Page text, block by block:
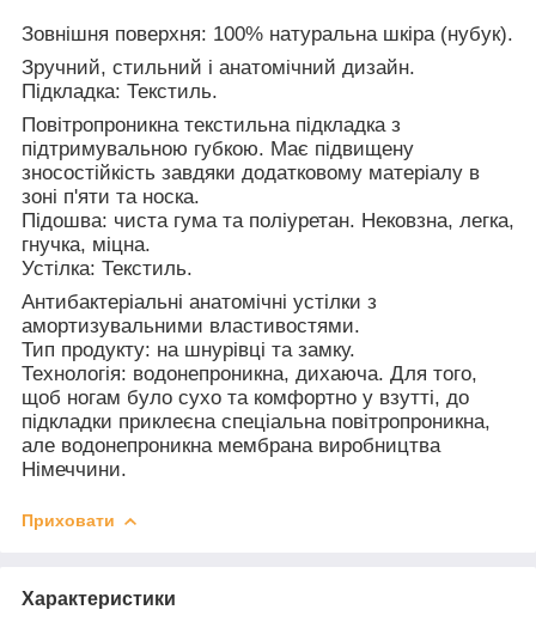
Зовнішня поверхня: 100% натуральна шкіра (нубук).
Зручний, стильний і анатомічний дизайн.
Підкладка: Текстиль.
Повітропроникна текстильна підкладка з
підтримувальною губкою. Має підвищену
зносостійкість завдяки додатковому матеріалу в
зоні п'яти та носка.
Підошва: чиста гума та поліуретан. Нековзна, легка,
гнучка, міцна.
Устілка: Текстиль.
Антибактеріальні анатомічні устілки з
амортизувальними властивостями.
Тип продукту: на шнурівці та замку.
Технологія: водонепроникна, дихаюча. Для того,
щоб ногам було сухо та комфортно у взутті, до
підкладки приклеєна спеціальна повітропроникна,
але водонепроникна мембрана виробництва
Німеччини.
Приховати
Характеристики